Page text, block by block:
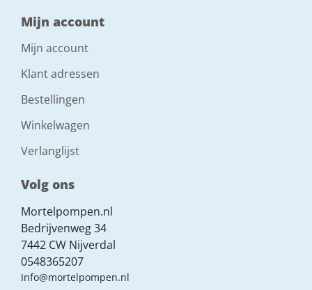
Mijn account
Mijn account
Klant adressen
Bestellingen
Winkelwagen
Verlanglijst
Volg ons
Mortelpompen.nl
Bedrijvenweg 34
7442 CW Nijverdal
0548365207
Info@mortelpompen.nl